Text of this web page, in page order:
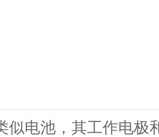
似电池，其工作电极